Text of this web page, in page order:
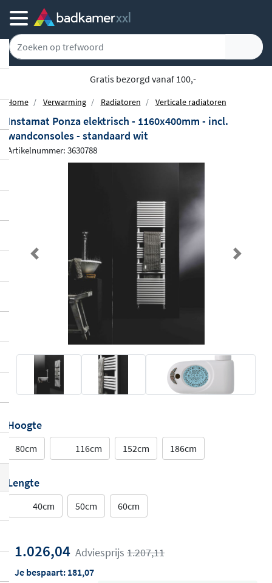
Gratis bezorgd vanaf 100,-
Home Verwarming Radiatoren Verticale radiatoren
Instamat Ponza elektrisch - 1160x400mm - incl.
wandconsoles - standaard wit
Artikelnummer: 3630788
Previous Next
Hoogte
80cm 116cm 152cm 186cm
Lengte
40cm 50cm 60cm
1.026,04 Adviesprijs 1.207,11
Je bespaart: 181,07